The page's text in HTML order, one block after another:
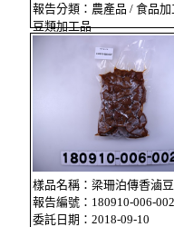
報告分類：農產品 / 食品加
豆類加工品
樣品名稱：梁珊泊傳香滷
報告編號：180910-006-
委託日期：2018-09-10